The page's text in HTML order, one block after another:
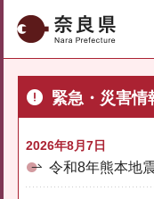
奈良県
緊急・災害情
2026年8月7日
令和8年熊本地